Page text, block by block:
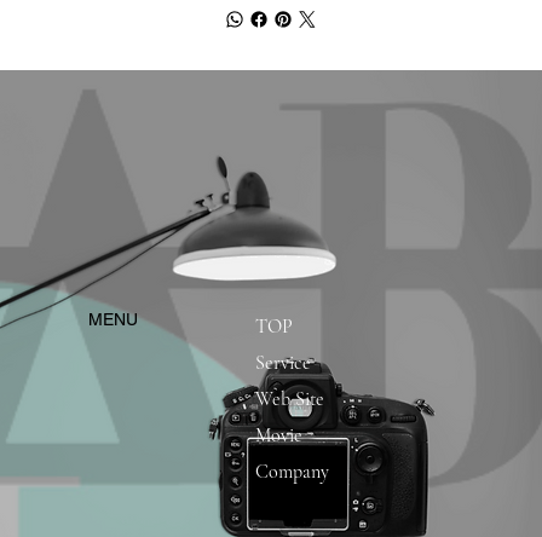
​MENU
TOP
Service
Web Site
Movie
Company